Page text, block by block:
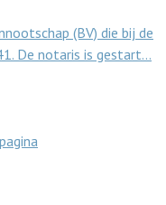
(BV) die bij de
De notaris is gestart…